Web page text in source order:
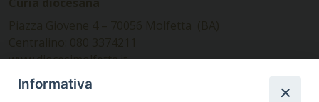
www.diocesimolfetta.it –
diocesimolfetta@pec.chiesacattolica.it
Informativa